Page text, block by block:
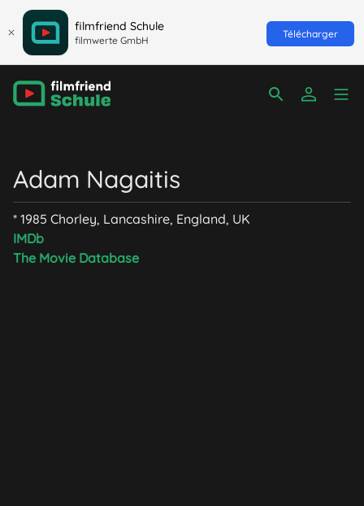
filmfriend Schule
filmwerte GmbH
Télécharger
Adam Nagaitis
* 1985 Chorley, Lancashire, England, UK
IMDb
The Movie Database